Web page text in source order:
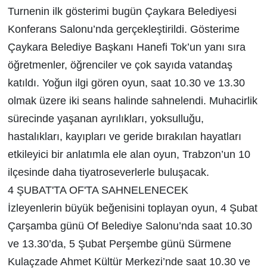
Turnenin ilk gösterimi bugün Çaykara Belediyesi
Konferans Salonu’nda gerçekleştirildi. Gösterime
Çaykara Belediye Başkanı Hanefi Tok’un yanı sıra
öğretmenler, öğrenciler ve çok sayıda vatandaş
katıldı. Yoğun ilgi gören oyun, saat 10.30 ve 13.30
olmak üzere iki seans halinde sahnelendi. Muhacirlik
sürecinde yaşanan ayrılıkları, yoksulluğu,
hastalıkları, kayıpları ve geride bırakılan hayatları
etkileyici bir anlatımla ele alan oyun, Trabzon’un 10
ilçesinde daha tiyatroseverlerle buluşacak.
4 ŞUBAT'TA OF'TA SAHNELENECEK
İzleyenlerin büyük beğenisini toplayan oyun, 4 Şubat
Çarşamba günü Of Belediye Salonu’nda saat 10.30
ve 13.30’da, 5 Şubat Perşembe günü Sürmene
Kulaçzade Ahmet Kültür Merkezi’nde saat 10.30 ve